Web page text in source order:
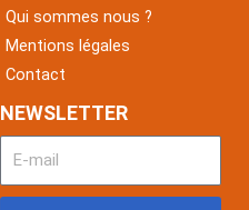
Qui sommes nous ?
Mentions légales
Contact
NEWSLETTER